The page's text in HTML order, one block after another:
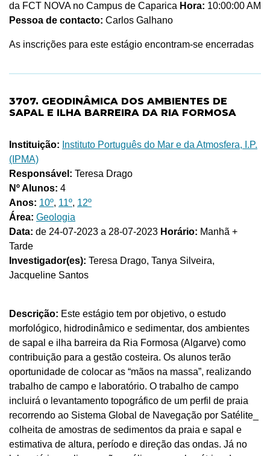
da FCT NOVA no Campus de Caparica Hora: 10:00:00 AM
Pessoa de contacto: Carlos Galhano
As inscrições para este estágio encontram-se encerradas
3707. GEODINÂMICA DOS AMBIENTES DE
SAPAL E ILHA BARREIRA DA RIA FORMOSA
Instituição: Instituto Português do Mar e da Atmosfera, I.P.
(IPMA)
Responsável: Teresa Drago
Nº Alunos: 4
Anos: 10º, 11º, 12º
Área: Geologia
Data: de 24-07-2023 a 28-07-2023 Horário: Manhã +
Tarde
Investigador(es): Teresa Drago, Tanya Silveira,
Jacqueline Santos
Descrição: Este estágio tem por objetivo, o estudo
morfológico, hidrodinâmico e sedimentar, dos ambientes
de sapal e ilha barreira da Ria Formosa (Algarve) como
contribuição para a gestão costeira. Os alunos terão
oportunidade de colocar as “mãos na massa”, realizando
trabalho de campo e laboratório. O trabalho de campo
incluirá o levantamento topográfico de um perfil de praia
recorrendo ao Sistema Global de Navegação por Satélite_
colheita de amostras de sedimentos da praia e sapal e
estimativa de altura, período e direção das ondas. Já no